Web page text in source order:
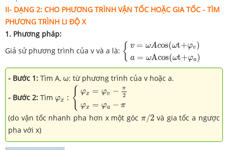
II- DẠNG 2: CHO PHƯƠNG TRÌNH VẬN TỐC HOẶC GIA TỐC - TÌM
PHƯƠNG TRÌNH LI ĐỘ X
1. Phương pháp:
Giả sử phương trình của v và a là: { v = ωAcos(ωt+φv)
a = ωAcos(ωt+φa)
{v o t φ v =
- Bước 1: Tìm A, ω: từ phương trình của v hoặc a.
- Bước 2: Tìm φx : { φx = φv − π
2
φx = φa − π
φ x:{ φx =φv−π2φx= φa− π
(do vận tốc nhanh pha hơn x một gócπ/2
π /2 và gia tốc a ngược
pha với x)